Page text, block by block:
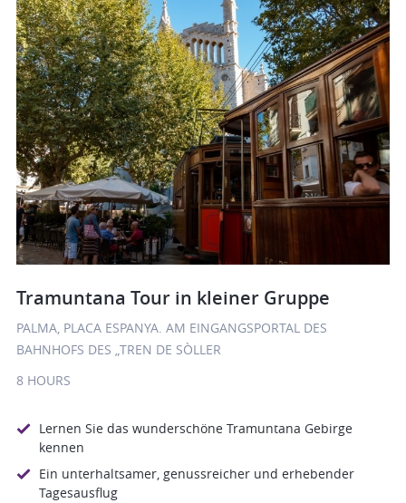
Tramuntana Tour in kleiner Gruppe
PALMA, PLACA ESPANYA. AM EINGANGSPORTAL DES
BAHNHOFS DES „TREN DE SÒLLER
8 HOURS
Lernen Sie das wunderschöne Tramuntana Gebirge
kennen
Ein unterhaltsamer, genussreicher und erhebender
Tagesausflug